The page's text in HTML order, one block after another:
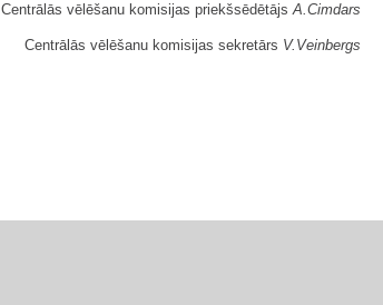
Centrālās vēlēšanu komisijas priekšsēdētājsA.Cimdars
Centrālās vēlēšanu komisijas sekretārs V.Veinbergs